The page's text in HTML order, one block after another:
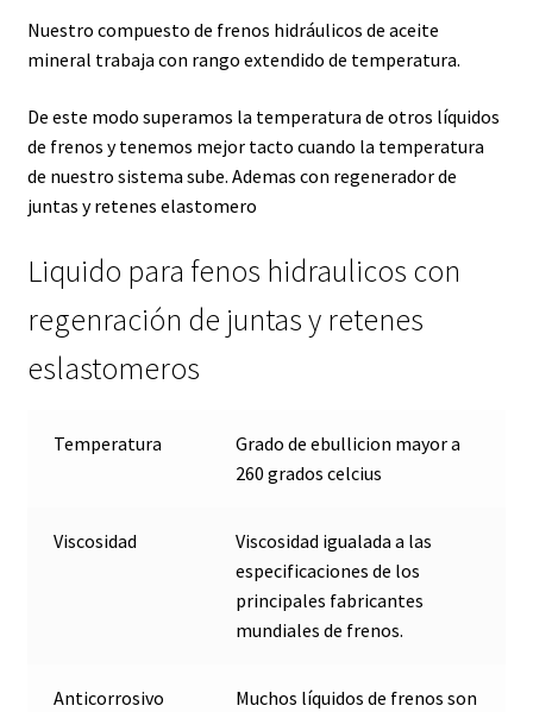
Nuestro compuesto de frenos hidráulicos de aceite
mineral trabaja con rango extendido de temperatura.
De este modo superamos la temperatura de otros líquidos
de frenos y tenemos mejor tacto cuando la temperatura
de nuestro sistema sube. Ademas con regenerador de
juntas y retenes elastomero
Liquido para fenos hidraulicos con
regenración de juntas y retenes
eslastomeros
Temperatura
Grado de ebullicion mayor a
260 grados celcius
Viscosidad
Viscosidad igualada a las
especificaciones de los
principales fabricantes
mundiales de frenos.
Anticorrosivo
Muchos líquidos de frenos son